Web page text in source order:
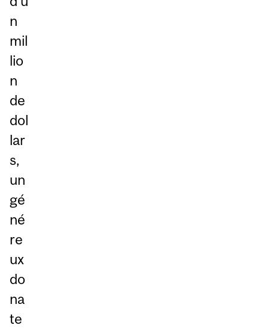
n
mil
lio
n
de
dol
lar
s,
un
gé
né
re
ux
do
na
te